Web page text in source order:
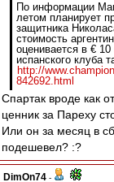
По информации
летом планирует
защитника
стоимость
оценивается в €
испанского клуба
http://
842692.html
Спартак вроде как
ценник за Пареху
Или он за месяц в
подешевел? :?
DimOn74 -